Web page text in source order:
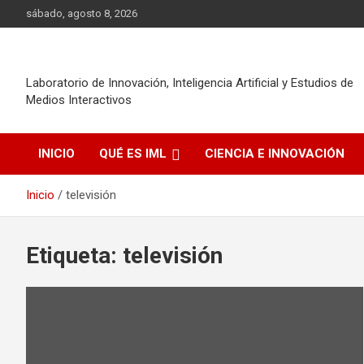
al
sábado, agosto 8, 2026
Laboratorio de Innovación, Inteligencia Artificial y Estudios de
Medios Interactivos
INICIO QUÉ ES IML CIENCIA E INNOVACIÓN
Inicio televisión
Etiqueta: televisión